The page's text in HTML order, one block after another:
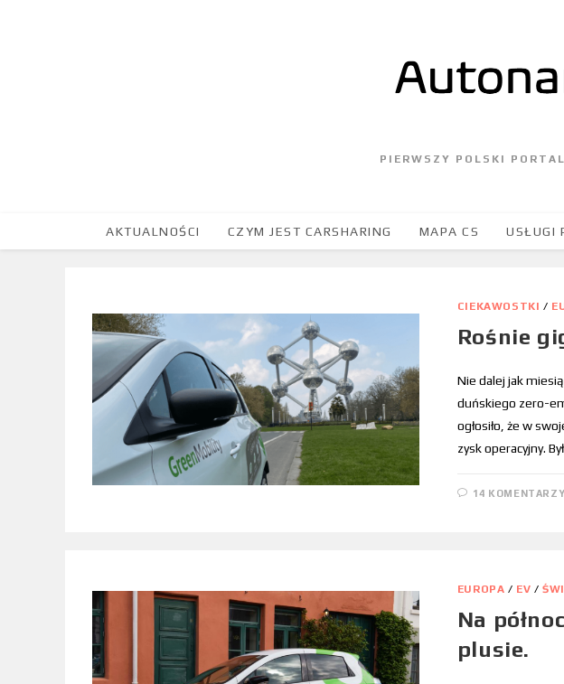
PIERWSZY POLSKI
AKTUALNOŚCI CZYM JEST CARSHARING MAPA CS USŁUGI
CIEKAWOSTKI /
Rośnie
Nie dalej jak
duńskiego zero-
ogłosiło, że w
zysk operacyjny.
14 KOMENTARZY
EUROPA / EV /
Na
plusie.